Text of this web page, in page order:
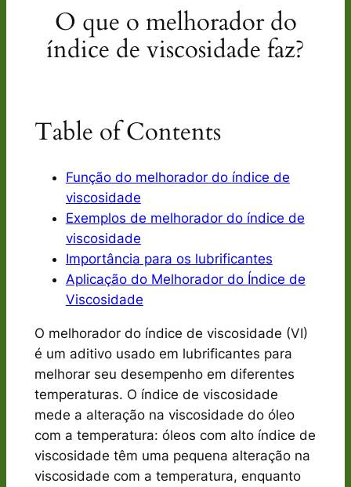
O que o melhorador do
índice de viscosidade faz?
Table of Contents
Função do melhorador do índice de
viscosidade
Exemplos de melhorador do índice de
viscosidade
Importância para os lubrificantes
Aplicação do Melhorador do Índice de
Viscosidade
O melhorador do índice de viscosidade (VI)
é um aditivo usado em lubrificantes para
melhorar seu desempenho em diferentes
temperaturas. O índice de viscosidade
mede a alteração na viscosidade do óleo
com a temperatura: óleos com alto índice de
viscosidade têm uma pequena alteração na
viscosidade com a temperatura, enquanto